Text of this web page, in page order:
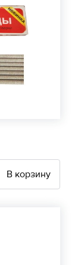
В корзину